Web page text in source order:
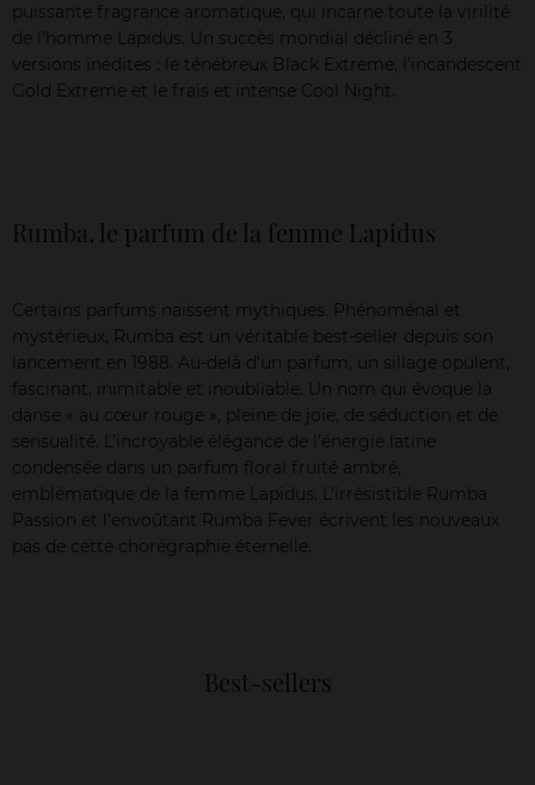
puissante fragrance aromatique, qui incarne toute la virilité
de l’homme Lapidus. Un succès mondial décliné en 3
versions inédites : le ténébreux Black Extreme, l’incandescent
Gold Extreme et le frais et intense Cool Night.
Rumba, le parfum de la femme Lapidus
Certains parfums naissent mythiques. Phénoménal et
mystérieux, Rumba est un véritable best-seller depuis son
lancement en 1988. Au-delà d’un parfum, un sillage opulent,
fascinant, inimitable et inoubliable. Un nom qui évoque la
danse « au cœur rouge », pleine de joie, de séduction et de
sensualité. L’incroyable élégance de l’énergie latine
condensée dans un parfum floral fruité ambré,
emblématique de la femme Lapidus. L’irrésistible Rumba
Passion et l’envoûtant Rumba Fever écrivent les nouveaux
pas de cette chorégraphie éternelle.
Best-sellers